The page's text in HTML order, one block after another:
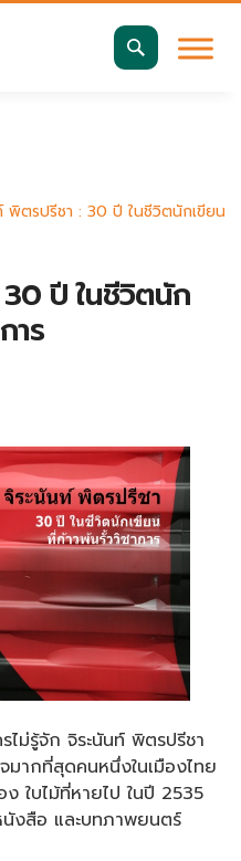
AA
พิตรปรีชา : 30 ปี ในชีวิตนักเขียนที่
ปี ในชีวิตนัก
าร
ไม่รู้จัก จิระนันท์ พิตรปรีชา
มากที่สุดคนหนึ่งในเมืองไทย
ง ใบไม้ที่หายไป ในปี 2535
นังสือ และบทภาพยนตร์